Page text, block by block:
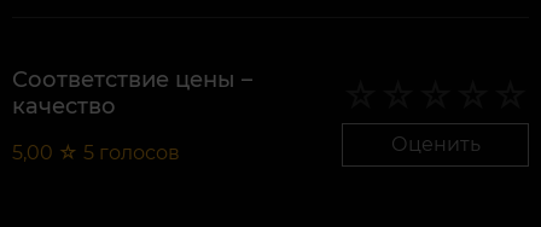
Соответствие цены –
качество
5,00 ☆ 5 голосов Оценить